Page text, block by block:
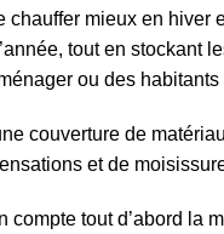
chauffer mieux en hiver
tout en stockant
ou des
couverture de
et de
tout d’abord la